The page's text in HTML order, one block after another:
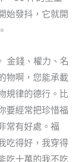
始發抖，它就開
金錢、權力、名
物啊，您能承載
規律的德行。比
要經常把珍惜福
常有好處。福
吃得好，我穿得
吃十萬的我不吃